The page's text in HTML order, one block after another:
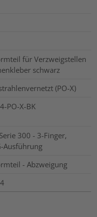
für Verzweigstellen
schwarz
(PO-X)
PO-X-BK
300 - 3-Finger,
Ausführung
- Abzweigung